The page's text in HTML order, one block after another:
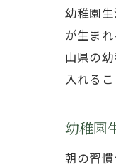
幼稚園
が生ま
山県の
入れる
幼稚園
朝の習